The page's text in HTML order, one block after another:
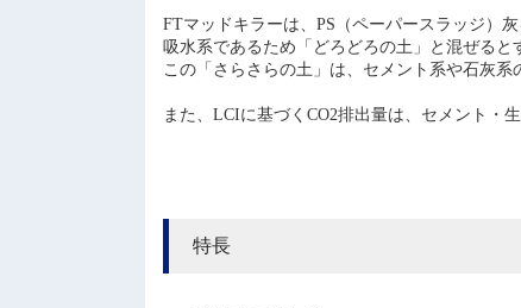
FTマッドキラーは、PS（ペーパースラッジ）
吸水系であるため「どろどろの土」と混ぜると
この「さらさらの土」は、セメント系や石灰
また、LCIに基づくCO2排出量は、セメント・
特長